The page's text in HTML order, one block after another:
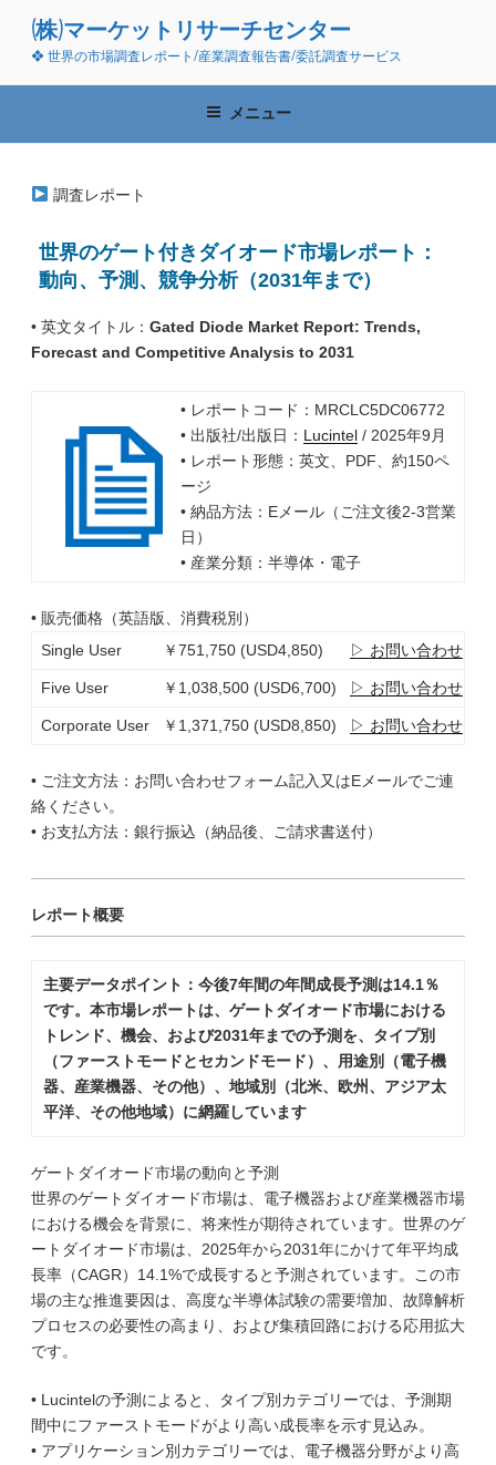
ン
(株)マーケットリサーチセンター
❖ 世界の市場調査レポート/産業調査報告書/委託調査サービス
メニュー
調査レポート
世界のゲート付きダイオード市場レポート：
動向、予測、競争分析（2031年まで）
• 英文タイトル： Gated Diode Market Report: Trends,
Forecast and Competitive Analysis to 2031
• レポートコード：MRCLC5DC06772
• 出版社/出版日： Lucintel/ 2025年9月
• レポート形態：英文、PDF、約150ペ
ージ
• 納品方法：Eメール（ご注文後2-3営業
日）
• 産業分類：半導体・電子
• 販売価格（英語版、消費税別）
Single User
￥751,750 (USD4,850) ▷ お問い合わせ
Five User ￥1,038,500 (USD6,700) ▷ お問い合わせ
Corporate User ￥1,371,750 (USD8,850) ▷ お問い合わせ
• ご注文方法：お問い合わせフォーム記入又はEメールでご連
絡ください。
• お支払方法：銀行振込（納品後、ご請求書送付）
レポート概要
主要データポイント：今後7年間の年間成長予測は14.1％
です。本市場レポートは、ゲートダイオード市場における
トレンド、機会、および2031年までの予測を、タイプ別
（ファーストモードとセカンドモード）、用途別（電子機
器、産業機器、その他）、地域別（北米、欧州、アジア太
平洋、その他地域）に網羅しています
ゲートダイオード市場の動向と予測
世界のゲートダイオード市場は、電子機器および産業機器市場
における機会を背景に、将来性が期待されています。世界のゲ
ートダイオード市場は、2025年から2031年にかけて年平均成
長率（CAGR）14.1%で成長すると予測されています。この市
場の主な推進要因は、高度な半導体試験の需要増加、故障解析
プロセスの必要性の高まり、および集積回路における応用拡大
です。
• Lucintelの予測によると、タイプ別カテゴリーでは、予測期
間中にファーストモードがより高い成長率を示す見込み。
• アプリケーション別カテゴリーでは、電子機器分野がより高